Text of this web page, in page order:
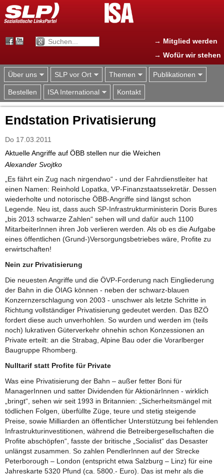
Jump to navigation
→ Mitglied werden
→ Wofür wir stehen
Über uns SLP vor Ort Themen Publikationen
Bestellen ISA International Kontakt
Endstation Privatisierung
Do 17.03.2011
Aktuelle Angriffe auf ÖBB stellen nur die Weichen
Alexander Svojtko
„Es fährt ein Zug nach nirgendwo“ - und der Fahrdienstleiter hat
einen Namen: Reinhold Lopatka, VP-Finanzstaatssekretär. Dessen
wiederholte und notorische ÖBB-Angriffe sind längst schon
Legende. Neu ist, dass auch SP-Infrastrukturministerin Doris Bures
„bis 2013 schwarze Zahlen“ sehen will und dafür auch 1100
MitarbeiterInnen ihren Job verlieren werden. Als ob es die Aufgabe
eines öffentlichen (Grund-)Versorgungsbetriebes wäre, Profite zu
erwirtschaften!
Nein zur Privatisierung
Die neuesten Angriffe und die ÖVP-Forderung nach Eingliederung
der Bahn in die ÖIAG können - neben der schwarz-blauen
Konzernzerschlagung von 2003 - unschwer als letzte Schritte in
Richtung vollständiger Privatisierung gedeutet werden. Das BZÖ
fordert diese auch unverhohlen. So wurden und werden im (teils
noch) lukrativen Güterverkehr ohnehin schon Konzessionen an
Private erteilt: an die Strabag, Alpine Bau oder die Vorarlberger
Baugruppe Rhomberg.
Nulltarif statt Profite für Private
Was eine Privatisierung der Bahn – außer fetter Boni für
ManagerInnen und satter Dividenden für AktionärInnen - wirklich
„bringt“, sehen wir seit 1993 in Britannien: „Sicherheitsmängel mit
tödlichen Folgen, überfüllte Züge, teure und stetig steigende
Preise, sowie Milliarden an öffentlicher Unterstützung bei fehlenden
Infrastrukturinvestitionen, während die Betreibergesellschaften die
Profite abschöpfen“, fasste der britische „Socialist“ das Desaster
unlängst zusammen. So zahlen PendlerInnen auf der Strecke
Peterborough – London (entspricht etwa Salzburg – Linz) für eine
Jahreskarte 5320 Pfund (ca. 5800.- Euro). Das ist mehr als die